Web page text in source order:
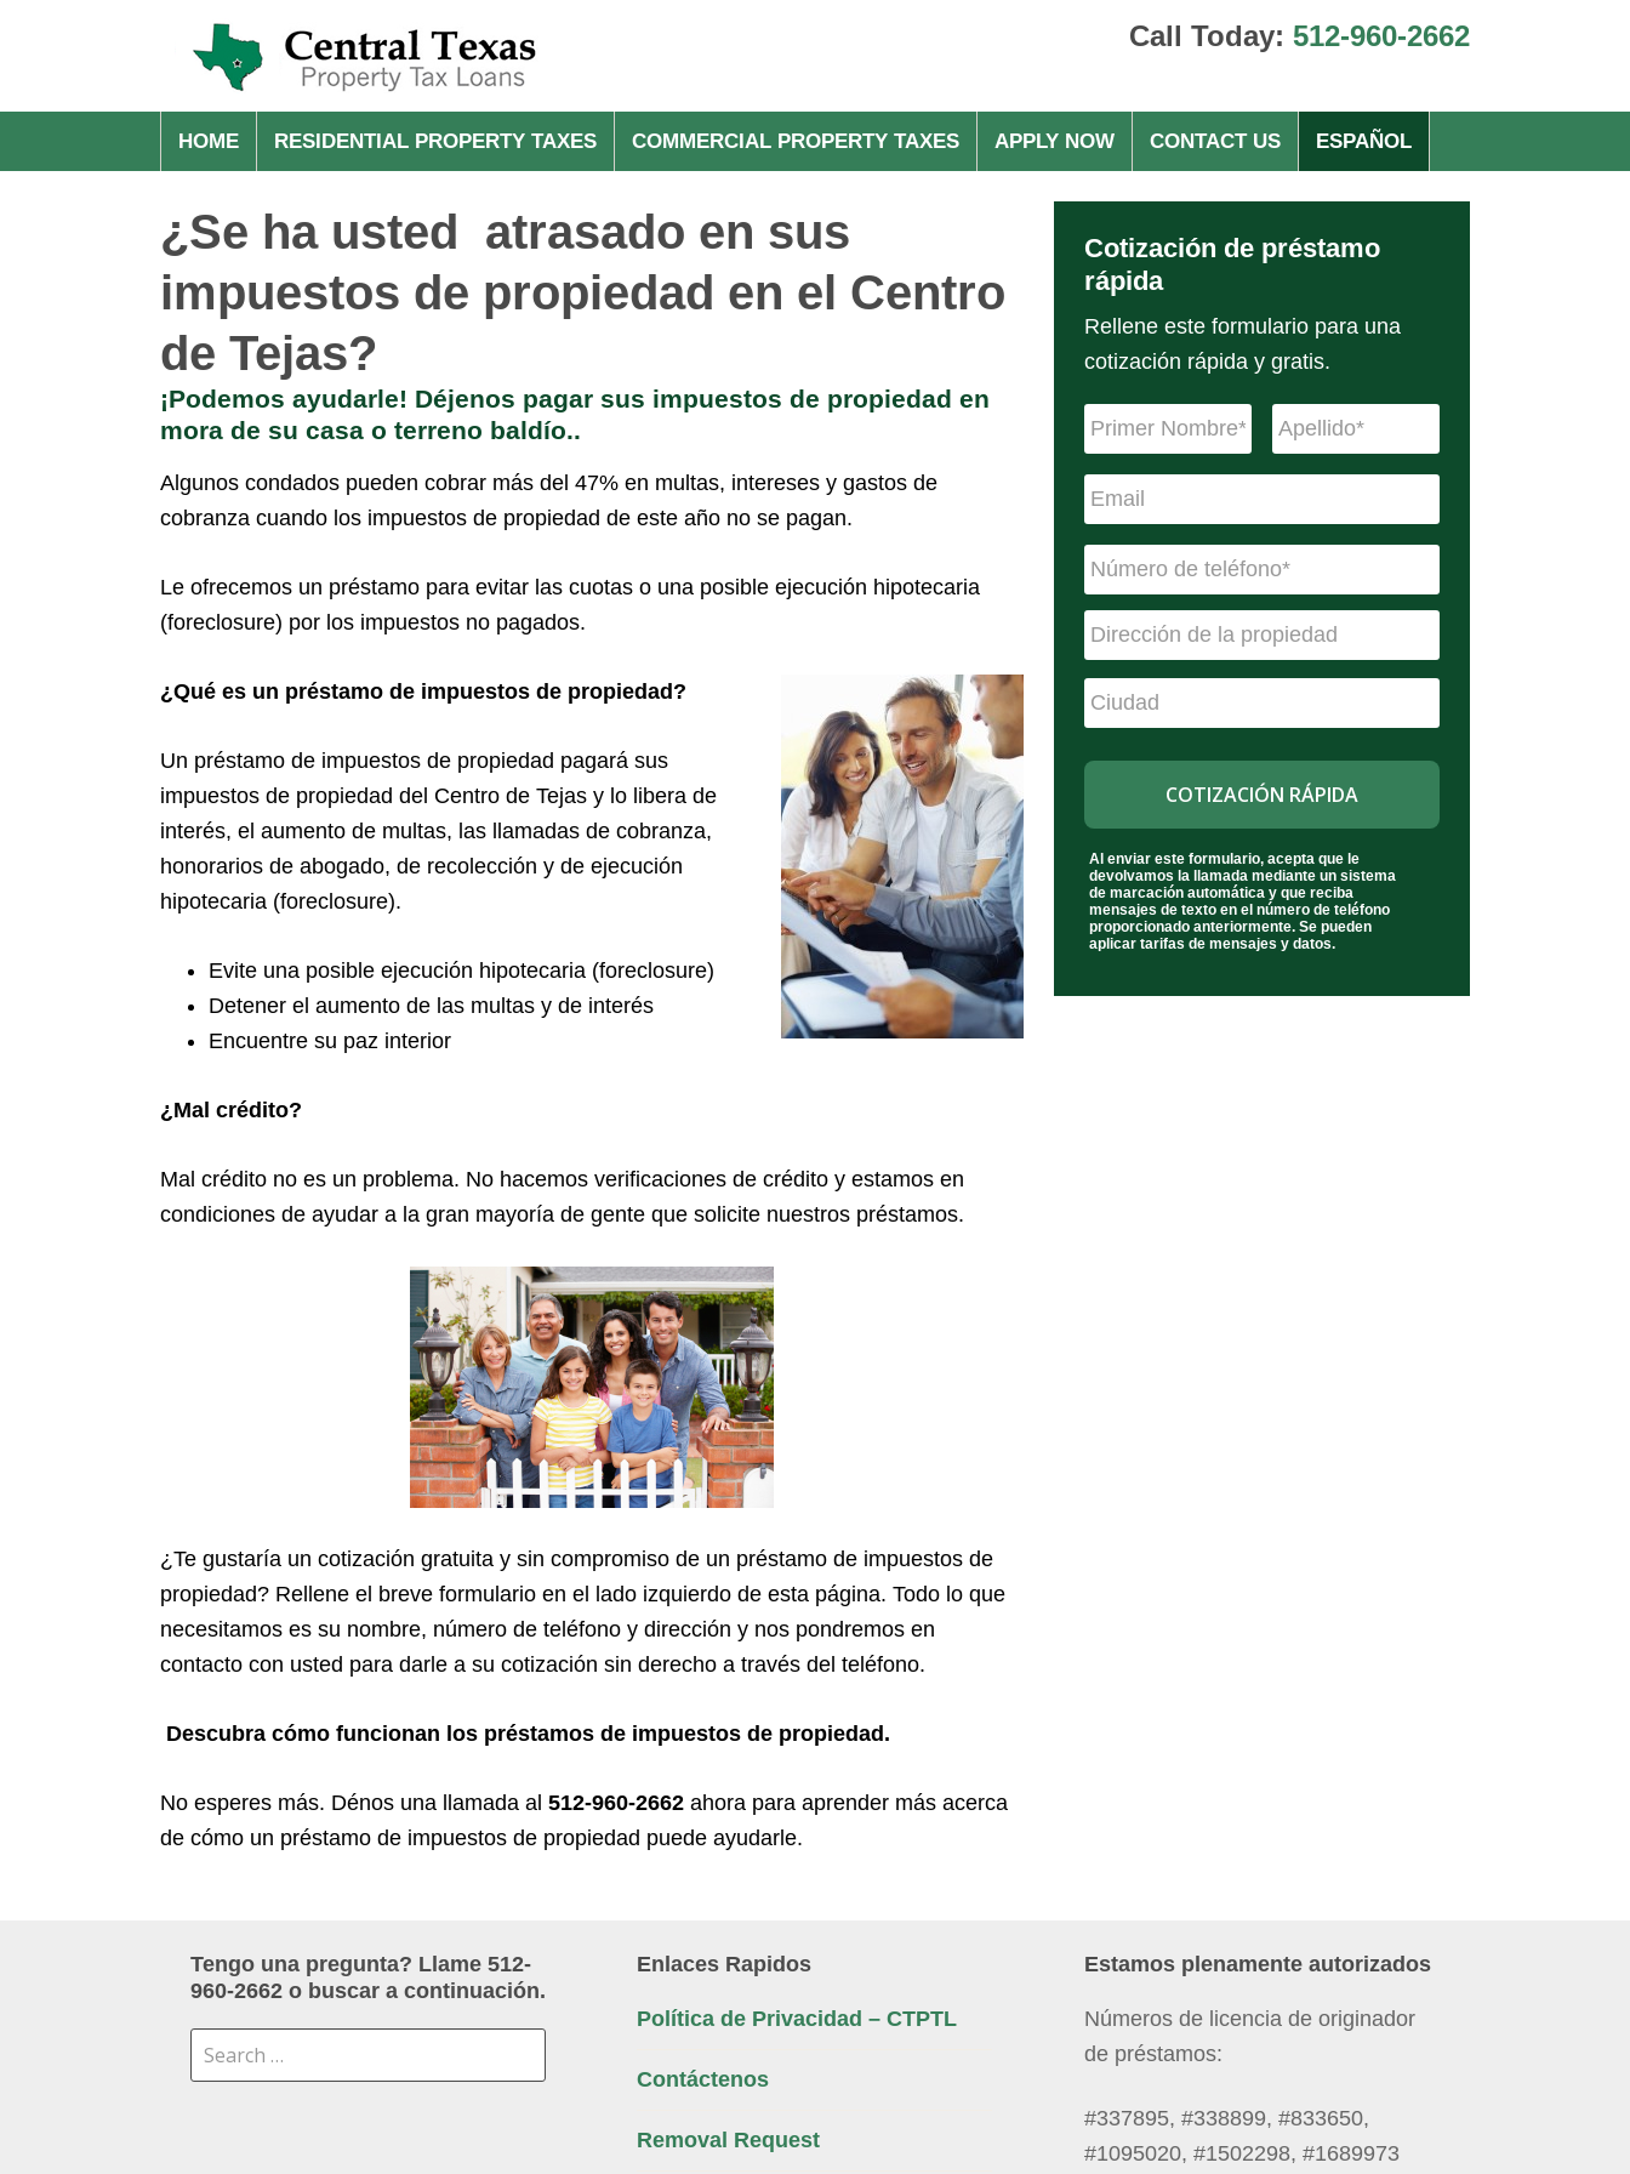
Call Today: 512-960-2662
HOME RESIDENTIAL PROPERTY TAXES COMMERCIAL PROPERTY TAXES APPLY NOW CONTACT US ESPAÑOL
¿Se ha usted atrasado en sus
impuestos de propiedad en el Centro
de Tejas?
¡Podemos ayudarle! Déjenos pagar sus impuestos de propiedad en
mora de su casa o terreno baldío..
Algunos condados pueden cobrar más del 47% en multas, intereses y gastos de
cobranza cuando los impuestos de propiedad de este año no se pagan.
Le ofrecemos un préstamo para evitar las cuotas o una posible ejecución hipotecaria
(foreclosure) por los impuestos no pagados.
¿Qué es un préstamo de impuestos de propiedad?
Un préstamo de impuestos de propiedad pagará sus
impuestos de propiedad del Centro de Tejas y lo libera de
interés, el aumento de multas, las llamadas de cobranza,
honorarios de abogado, de recolección y de ejecución
hipotecaria (foreclosure).
Evite una posible ejecución hipotecaria (foreclosure)
Detener el aumento de las multas y de interés
Encuentre su paz interior
¿Mal crédito?
Mal crédito no es un problema. No hacemos verificaciones de crédito y estamos en
condiciones de ayudar a la gran mayoría de gente que solicite nuestros préstamos.
¿Te gustaría un cotización gratuita y sin compromiso de un préstamo de impuestos de
propiedad? Rellene el breve formulario en el lado izquierdo de esta página. Todo lo que
necesitamos es su nombre, número de teléfono y dirección y nos pondremos en
contacto con usted para darle a su cotización sin derecho a través del teléfono.
Descubra cómo funcionan los préstamos de impuestos de propiedad.
No esperes más. Dénos una llamada al 512-960-2662 ahora para aprender más acerca
de cómo un préstamo de impuestos de propiedad puede ayudarle.
Cotización de préstamo
rápida
Rellene este formulario para una
cotización rápida y gratis.
N
a
m
e
*
E
m
a
l
N
ú
m
e
o
d
é
f
o
n
P
r
o
p
e
r
y
A
d
d
r
T
e
c
o
C
s
Al enviar este formulario, acepta que le
devolvamos la llamada mediante un sistema
de marcación automática y que reciba
mensajes de texto en el número de teléfono
proporcionado anteriormente. Se pueden
aplicar tarifas de mensajes y datos.
Tengo una pregunta? Llame 512-
960-2662 o buscar a continuación.
Enlaces Rapidos
Política de Privacidad – CTPTL
Contáctenos
Removal Request
Estamos plenamente autorizados
Números de licencia de originador
de préstamos:
#337895, #338899, #833650,
#1095020, #1502298, #1689973